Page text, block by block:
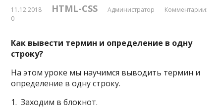
11.12.2018 HTML-CSS Администратор
Комментарии:
0
Как вывести термин и определение в одну
строкy?
На этом уроке мы научимся выводить термин и
определение в одну строку.
1. Заходим в блокнот.